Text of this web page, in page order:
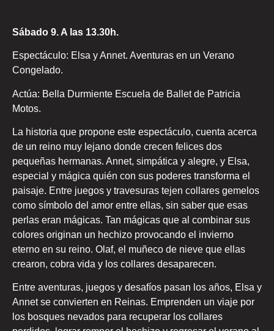
Sábado 9. A las 13.30h.
Espectáculo: Elsa y Annet. Aventuras en un Verano
Congelado.
Actúa: Bella Durmiente Escuela de Ballet de Patricia
Motos.
La historia que propone este espectáculo, cuenta acerca
de un reino muy lejano donde crecen felices dos
pequeñas hermanas. Annet, simpática y alegre, y Elsa,
especial y mágica quién con sus poderes transforma el
paisaje. Entre juegos y travesuras tejen collares gemelos
como símbolo del amor entre ellas, sin saber que esas
perlas eran mágicas. Tan mágicas que al combinar sus
colores originan un hechizo provocando el invierno
eterno en su reino. Olaf, el muñeco de nieve que ellas
crearon, cobra vida y los collares desaparecen.
Entre aventuras, juegos y desafíos pasan los años, Elsa y
Annet se convierten en Reinas. Emprenden un viaje por
los bosques nevados para recuperar los collares